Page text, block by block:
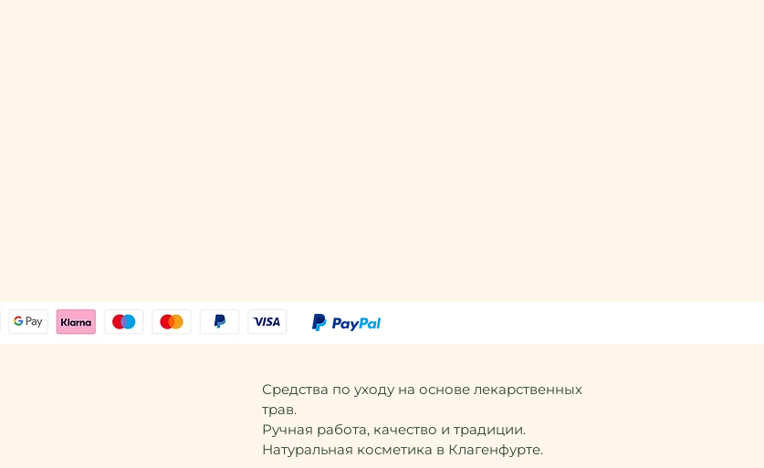
Средства по уходу на основе лекарственных
трав.
Ручная работа, качество и традиции.
Натуральная косметика в Клагенфурте.